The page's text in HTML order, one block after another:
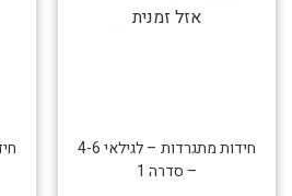
אזל זמנית
חידות מתגרדות – לגילאי 4-6
– סדרה 1